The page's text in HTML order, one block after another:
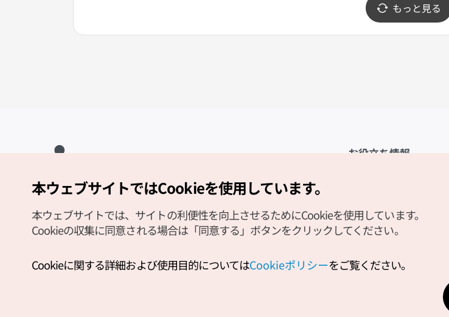
もっと見る
お役立ち情報
観光資料ダウンロード
デジタルブック／電子書籍
Odii
Copyright (c) Korea Tourism Organization All Rights Reserved.
サイトエラー報告
公式メール
本ウェブサイトではCookieを使用しています。
本ウェブサイトでは、サイトの利便性を向上させるためにCookieを使用しています。
Cookieの収集に同意される場合は「同意する」ボタンをクリックしてください。
Cookieに関する詳細および使用目的についてはCookieポリシーをご覧ください。